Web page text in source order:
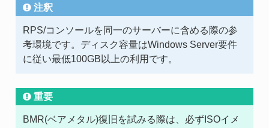
注釈
RPS/コンソールを同一のサーバーに含める際の参
考環境です。ディスク容量はWindows Server要件
に従い最低100GB以上の利用です。
重要
BMR(ベアメタル)復旧を試みる際は、必ずISOイメ